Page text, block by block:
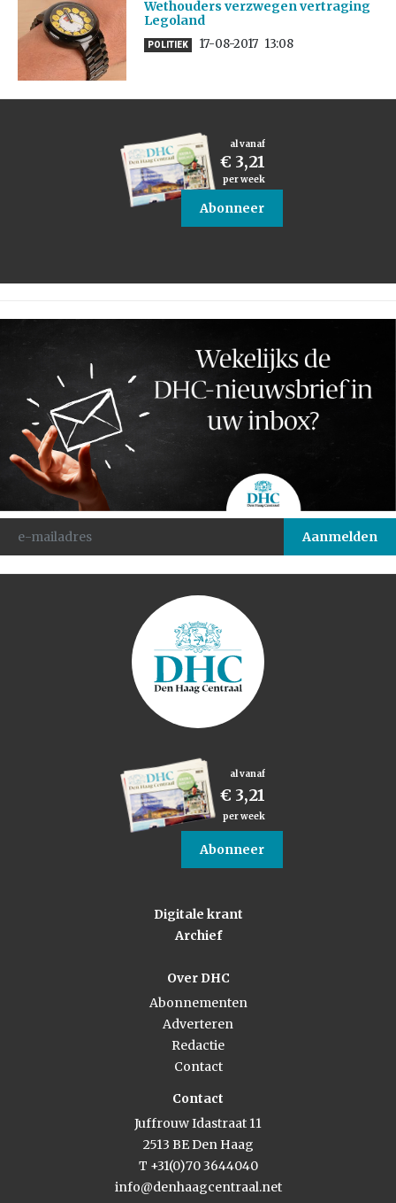
Wethouders verzwegen vertraging
Legoland
POLITIEK 17-08-2017 13:08
al vanaf
€ 3,21
per week
Abonneer
al vanaf
€ 3,21
per week
Abonneer
Digitale krant
Archief
Over DHC
Abonnementen
Adverteren
Redactie
Contact
Contact
Juffrouw Idastraat 11
2513 BE Den Haag
T +31(0)70 3644040
info@denhaagcentraal.net